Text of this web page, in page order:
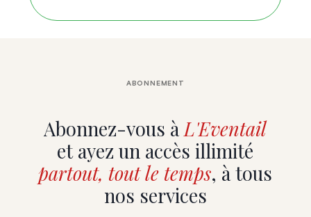
Abonnez-vous àL'Eventail
et ayez un accès illimité
partout, tout le temps, à tous
nos services
ABONNEMENT